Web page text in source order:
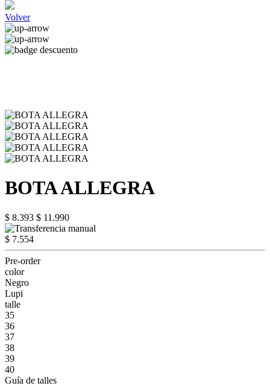
Volver
BOTA ALLEGRA
$ 8.393 $ 11.990
$ 7.554
Pre-order
color
Negro
Lupi
talle
35
36
37
38
39
40
Guía de talles